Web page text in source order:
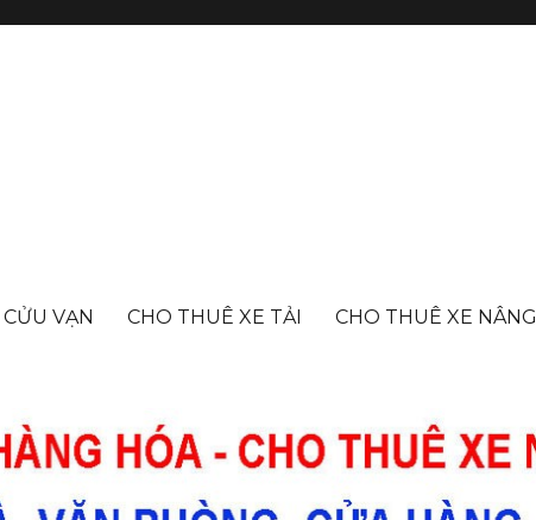
VẠN CHO THUÊ XE TẢI CHO THUÊ XE NÂNG